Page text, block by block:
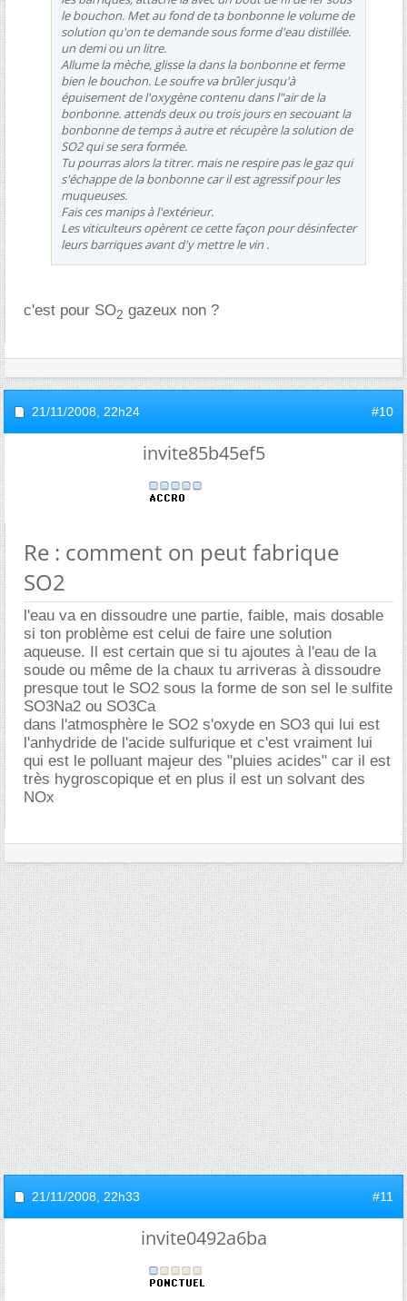
le bouchon. Met au fond de ta bonbonne le volume de
solution qu'on te demande sous forme d'eau distillée.
un demi ou un litre.
Allume la mèche, glisse la dans la bonbonne et ferme
bien le bouchon. Le soufre va brûler jusqu'à
épuisement de l'oxygène contenu dans l"air de la
bonbonne. attends deux ou trois jours en secouant la
bonbonne de temps à autre et récupère la solution de
SO2 qui se sera formée.
Tu pourras alors la titrer. mais ne respire pas le gaz qui
s'échappe de la bonbonne car il est agressif pour les
muqueuses.
Fais ces manips à l'extérieur.
Les viticulteurs opèrent ce cette façon pour désinfecter
leurs barriques avant d'y mettre le vin .
c'est pour SO2 gazeux non ?
21/11/2008, 22h24 #10
invite85b45ef5
Re : comment on peut fabrique
SO2
l'eau va en dissoudre une partie, faible, mais dosable
si ton problème est celui de faire une solution
aqueuse. Il est certain que si tu ajoutes à l'eau de la
soude ou même de la chaux tu arriveras à dissoudre
presque tout le SO2 sous la forme de son sel le sulfite
SO3Na2 ou SO3Ca
dans l'atmosphère le SO2 s'oxyde en SO3 qui lui est
l'anhydride de l'acide sulfurique et c'est vraiment lui
qui est le polluant majeur des "pluies acides" car il est
très hygroscopique et en plus il est un solvant des
NOx
21/11/2008, 22h33 #11
invite0492a6ba